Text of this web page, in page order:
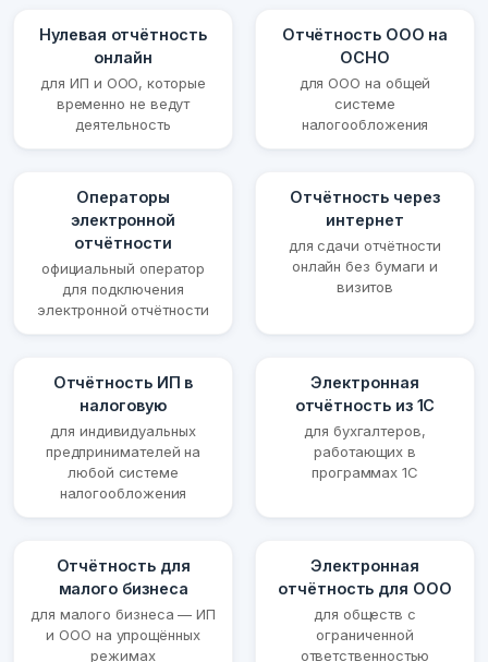
Нулевая отчётность
онлайн
для ИП и ООО, которые
временно не ведут
деятельность
Отчётность ООО на
ОСНО
для ООО на общей
системе
налогообложения
Операторы
электронной
отчётности
официальный оператор
для подключения
электронной отчётности
Отчётность через
интернет
для сдачи отчётности
онлайн без бумаги и
визитов
Отчётность ИП в
налоговую
для индивидуальных
предпринимателей на
любой системе
налогообложения
Электронная
отчётность из 1С
для бухгалтеров,
работающих в
программах 1С
Отчётность для
малого бизнеса
для малого бизнеса — ИП
и ООО на упрощённых
режимах
Электронная
отчётность для ООО
для обществ с
ограниченной
ответственностью